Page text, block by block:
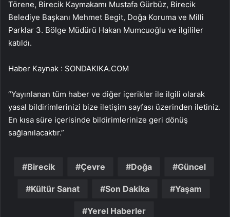
Törene, Birecik Kaymakamı Mustafa Gürbüz, Birecik
Belediye Başkanı Mehmet Begit, Doğa Koruma ve Milli
Parklar 3. Bölge Müdürü Hakan Mumcuoğlu ve ilgililer
katıldı.
Haber Kaynak : SONDAKIKA.COM
“Yayınlanan tüm haber ve diğer içerikler ile ilgili olarak
yasal bildirimlerinizi bize iletişim sayfası üzerinden iletiniz.
En kısa süre içerisinde bildirimlerinize geri dönüş
sağlanılacaktır.”
Birecik Çevre Doğa Güncel
Kültür Sanat Son Dakika Yaşam
Yerel Haberler